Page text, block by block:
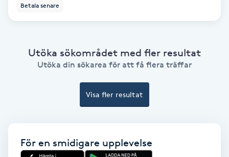
Fransrengöring
Frekvensterapi
Frisör
Betala senare
Utöka sökområdet med fler resultat
Utöka din sökarea för att få flera träffar
Visa fler resultat
För en smidigare upplevelse